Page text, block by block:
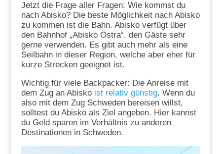
Jetzt die Frage aller Fragen: Wie kommst du
nach Abisko? Die beste Möglichkeit nach Abisko
zu kommen ist die Bahn. Abisko verfügt über
den Bahnhof „Abisko Östra“, den Gäste sehr
gerne verwenden. Es gibt auch mehr als eine
Seilbahn in dieser Region, welche aber eher für
kurze Strecken geeignet ist.
Wichtig für viele Backpacker: Die Anreise mit
dem Zug an Abiskoist relativ günstig. Wenn du
also mit dem Zug Schweden bereisen willst,
solltest du Abisko als Ziel angeben. Hier kannst
du Geld sparen im Verhältnis zu anderen
Destinationen in Schweden.